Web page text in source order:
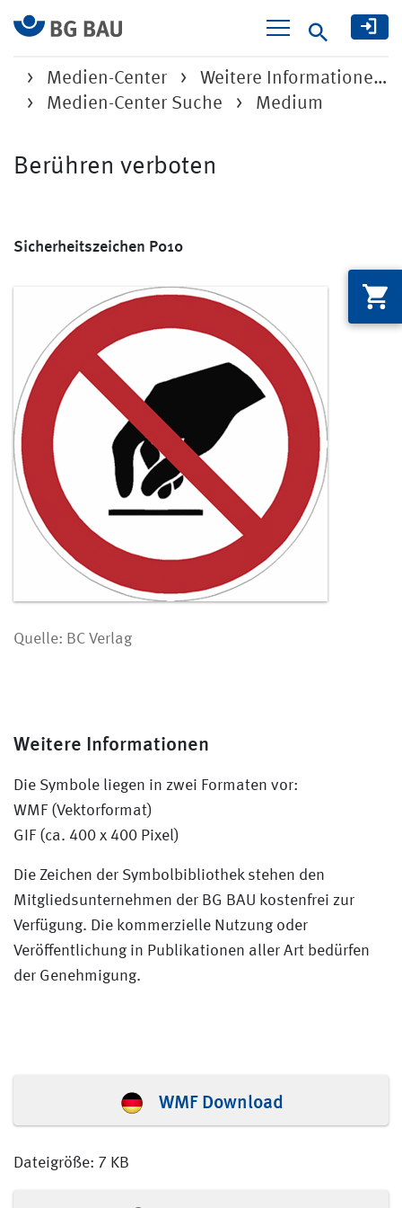
Suche
Medien-Center
Weitere Informatione…
Medien-Center Suche
Medium
Berühren verboten
Sicherheitszeichen P010
Quelle: BC Verlag
Weitere Informationen
Die Symbole liegen in zwei Formaten vor:
WMF (Vektorformat)
GIF (ca. 400 x 400 Pixel)
Die Zeichen der Symbolbibliothek stehen den
Mitgliedsunternehmen der BG BAU kostenfrei zur
Verfügung. Die kommerzielle Nutzung oder
Veröffentlichung in Publikationen aller Art bedürfen
der Genehmigung.
WMF Download
Dateigröße: 7 KB